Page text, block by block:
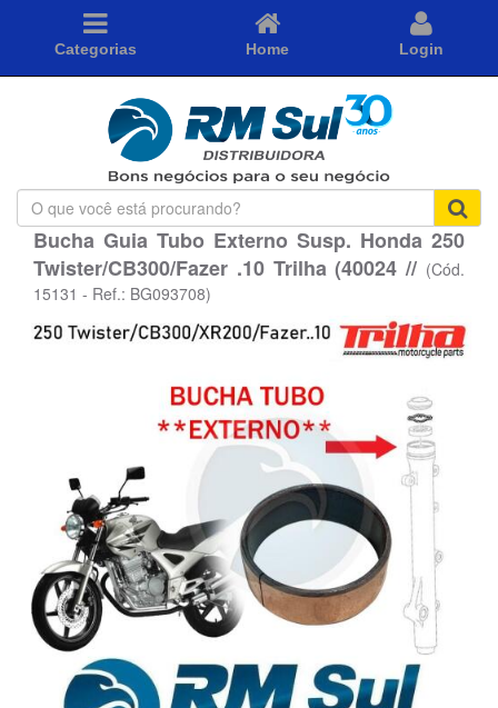
Categorias Home Login
O
que
você
está
procurando?
Bucha Guia Tubo Externo Susp. Honda 250
Twister/CB300/Fazer .10 Trilha (40024 // (Cód.
15131 - Ref.: BG093708)